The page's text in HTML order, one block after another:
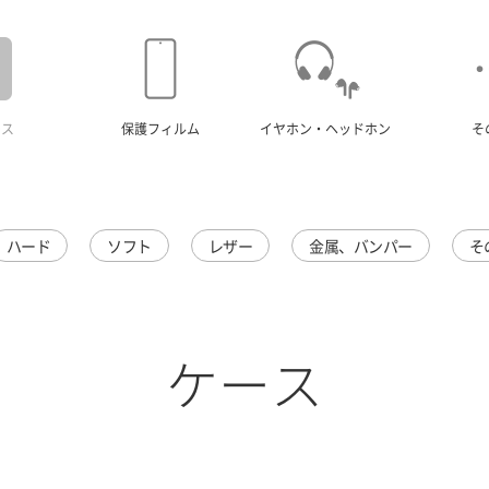
保護フィルム イヤホン・ヘッドホン そ
ハード ソフト レザー 金属、バンパー そ
ケース